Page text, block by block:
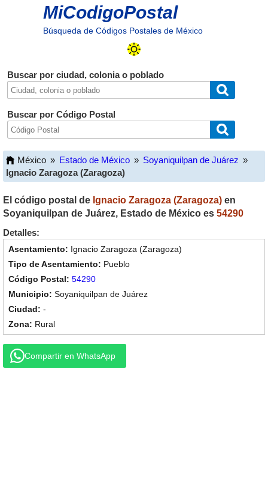
MiCodigoPostal
Búsqueda de Códigos Postales de México
Buscar por ciudad, colonia o poblado
Buscar por Código Postal
México » Estado de México » Soyaniquilpan de Juárez »
Ignacio Zaragoza (Zaragoza)
El código postal de Ignacio Zaragoza (Zaragoza) en
Soyaniquilpan de Juárez, Estado de México es 54290
Detalles:
Ignacio Zaragoza (Zaragoza)
Pueblo
54290
Soyaniquilpan de Juárez
-
Rural
Compartir en WhatsApp